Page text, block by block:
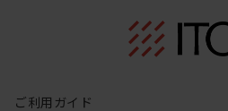
ご利用ガイド